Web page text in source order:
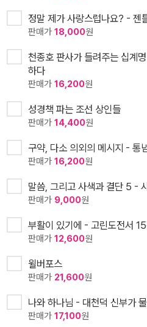
정말 제가 사랑스럽나요? - 젠
판매가 18,000원
천종호 판사가 들려주는 십계
하다
판매가 16,200원
성경책 파는 조선 상인들
판매가 14,400원
구약, 다소 의외의 메시지 - 통
판매가 16,200원
말씀, 그리고 사색과 결단 5 -
판매가 9,000원
부활이 있기에 - 고린도전서
판매가 12,600원
윌버포스
판매가 21,600원
나와 하나님 - 대천덕 신부가
판매가 17,100원